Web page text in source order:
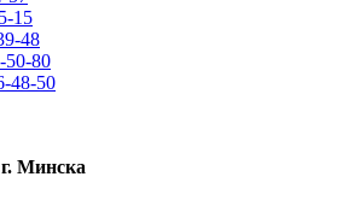
15
48
50-80
48-50
Минска